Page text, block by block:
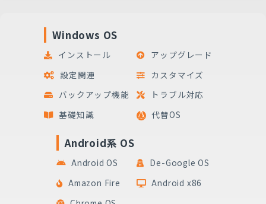
Windows OS
インストール
アップグレード
設定関連
カスタマイズ
バックアップ機能
トラブル対応
基礎知識
代替OS
Android系 OS
Android OS
De-Google OS
Amazon Fire
Android x86